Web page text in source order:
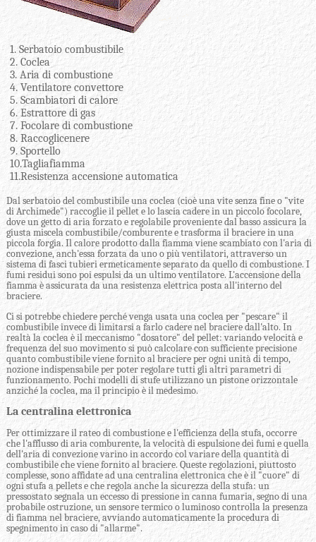
1. Serbatoio combustibile
2. Coclea
3. Aria di combustione
4. Ventilatore convettore
5. Scambiatori di calore
6. Estrattore di gas
7. Focolare di combustione
8. Raccoglicenere
9. Sportello
10.Tagliafiamma
11.Resistenza accensione automatica
Dal serbatoio del combustibile una coclea (cioè una vite senza fine o "vite
di Archimede") raccoglie il pellet e lo lascia cadere in un piccolo focolare,
dove un getto di aria forzato e regolabile proveniente dal basso assicura la
giusta miscela combustibile/comburente e trasforma il braciere in una
piccola forgia. Il calore prodotto dalla fiamma viene scambiato con l'aria di
convezione, anch'essa forzata da uno o più ventilatori, attraverso un
sistema di fasci tubieri ermeticamente separato da quello di combustione. I
fumi residui sono poi espulsi da un ultimo ventilatore. L'accensione della
fiamma è assicurata da una resistenza elettrica posta all'interno del
braciere.
Ci si potrebbe chiedere perché venga usata una coclea per "pescare" il
combustibile invece di limitarsi a farlo cadere nel braciere dall'alto. In
realtà la coclea è il meccanismo "dosatore" del pellet:variando velocità e
frequenza del suo movimento si può calcolare con sufficiente precisione
quanto combustibile viene fornito al braciere per ogni unità di tempo,
nozione indispensabile per poter regolare tutti gli altri parametri di
funzionamento. Pochi modelli di stufe utilizzano un pistone orizzontale
anziché la coclea, ma il principio è il medesimo.
La centralina elettronica
Per ottimizzare il rateo di combustione e l'efficienza della stufa, occorre
che l'afflusso di aria comburente, la velocità di espulsione dei fumi e quella
dell'aria di convezione varino in accordo col variare della quantità di
combustibile che viene fornito al braciere. Queste regolazioni, piuttosto
complesse, sono affidate ad una centralina elettronica che è il "cuore" di
ogni stufa a pellets e che regola anche la sicurezza della stufa: un
pressostato segnala un eccesso di pressione in canna fumaria, segno di una
probabile ostruzione, un sensore termico o luminoso controlla la presenza
di fiamma nel braciere, avviando automaticamente la procedura di
spegnimento in caso di "allarme".